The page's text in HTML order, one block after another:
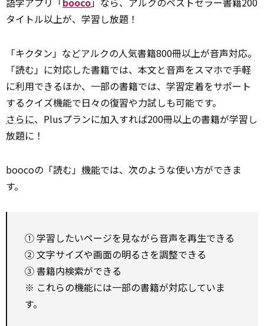
タイトル以上が、学習し放題！
「キクタン」などアルクの人気書籍800冊以上が音声対応。
「読む」に対応した書籍では、本文と音声をスマホで手軽
に利用できるほか、一部の書籍では、学習定着をサポート
するクイズ機能で日々の復習や力試しも可能です。
さらに、Plusプランに加入すれば200冊以上の書籍が学習し
放題に！
boocoの「読む」 機能では、次のような使い方ができま
す。
① 学習したいページを見ながら音声を再生できる
② 文字サイズや画面の明るさを調整できる
③ 書籍内検索ができる
※ これらの機能には一部の書籍が対応していま
す。